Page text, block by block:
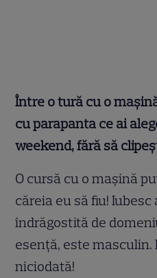
Între o tură cu o
cu parapanta ce ai
weekend, fără să
O cursă cu o mașină
căreia eu să fiu!
îndrăgostită de
esență, este
niciodată!